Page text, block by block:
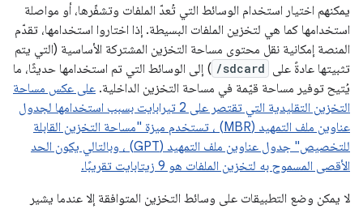
يمكنهم اختيار استخدام الوسائط التي تُعدّ الملفات وتشفّرها، أو مواصلة
استخدامها كما هي لتخزين الملفات البسيطة. إذا اختاروا استخدامها، تقدّم
المنصة إمكانية نقل محتوى مساحة التخزين المشتركة الأساسية (التي يتم
تثبيتها عادةً على ‎ /sdcard ) إلى الوسائط التي تم استخدامها حديثًا، ما
يُتيح توفير مساحة قيّمة في مساحة التخزين الداخلية. على عكس مساحة
التخزين التقليدية التي تقتصر على 2 تيرابايت بسبب استخدامها لجدول
عناوين ملف التمهيد (MBR) ، تستخدم ميزة "مساحة التخزين القابلة
للتخصيص" جدول عناوين ملف التمهيد (GPT) ، وبالتالي يكون الحد
الأقصى المسموح به لتخزين الملفات هو 9 زيتابايت تقريبًا.
لا يمكن وضع التطبيقات على وسائط التخزين المتوافقة إلا عندما يشير